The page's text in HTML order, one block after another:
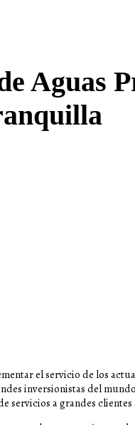
Aguas
el servicio de los
inversionistas del
servicios a grandes clientes